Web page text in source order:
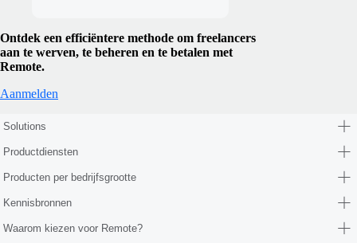
Ontdek een efficiëntere methode om freelancers
aan te werven, te beheren en te betalen met
Remote.
Aanmelden
Solutions
Productdiensten
Producten per bedrijfsgrootte
Kennisbronnen
Waarom kiezen voor Remote?